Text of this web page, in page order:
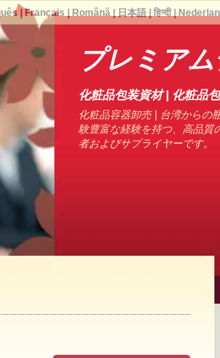
プレミア
化粧品包装資材 | 化粧品
化粧品容器卸売 | 台湾からの
験豊富な経験を持つ、高品質
者およびサプライヤーです。
Français Română| 日本語| हिन्दी|